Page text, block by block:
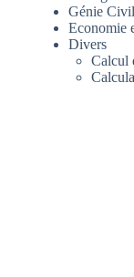
Génie Civil
Economie
Divers
Calcul